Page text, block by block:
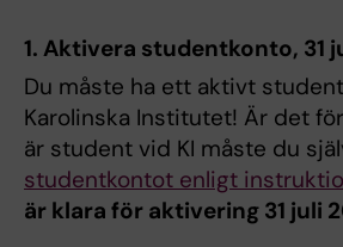
1. Aktivera studentkonto, 31
Du måste ha ett aktivt
Karolinska Institutet! Är det
är student vid KI måste du
studentkontot enligt
är klara för aktivering 31 juli